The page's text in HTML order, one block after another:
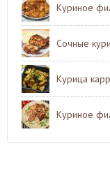
Куриное
Сочные
Курица
Куриное